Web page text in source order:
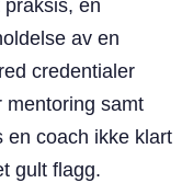
en
av en
credentialer
mentoring samt
en coach ikke klart
gult flagg.